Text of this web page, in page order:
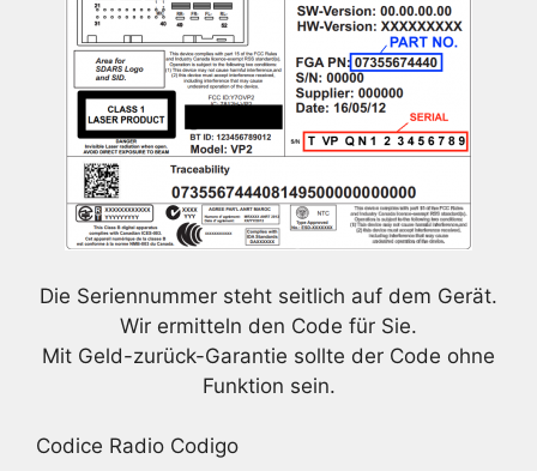
Die Seriennummer steht seitlich auf dem Gerät.
Wir ermitteln den Code für Sie.
Mit Geld-zurück-Garantie sollte der Code ohne
Funktion sein.
Codice Radio Codigo